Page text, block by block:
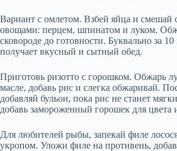
Вариант с омлетом. Взбей яйца и смешай
овощами: перцем, шпинатом и луком.
сковороде до готовности. Буквально за
получает вкусный и сытный обед.
Приготовь ризотто с горошком. Обжарь
масле, добавь рис и слегка обжаривай.
добавляй бульон, пока рис не станет
добавь замороженный горошек для цвета
Для любителей рыбы, запекай филе
укропом. Уложи филе на противень,